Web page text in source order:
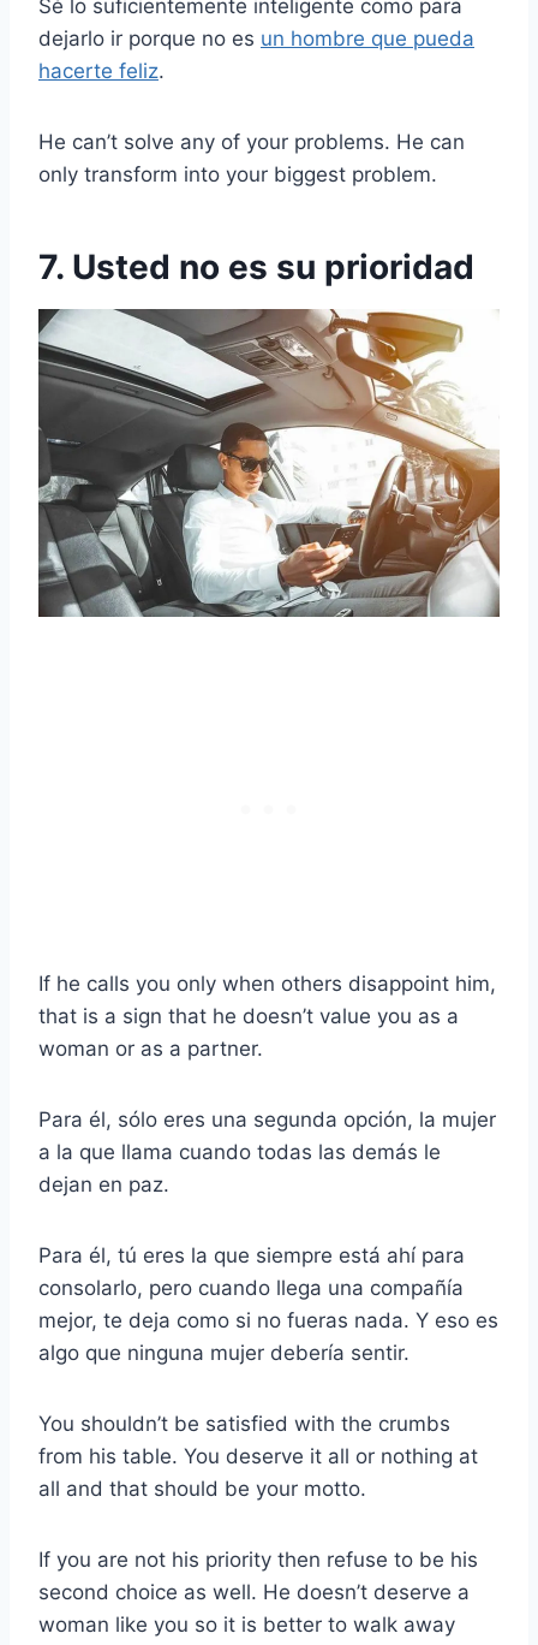
Sé lo suficientemente inteligente como para
dejarlo ir porque no es un hombre que pueda
hacerte feliz.
He can’t solve any of your problems. He can
only transform into your biggest problem.
7. Usted no es su prioridad
If he calls you only when others disappoint him,
that is a sign that he doesn’t value you as a
woman or as a partner.
Para él, sólo eres una segunda opción, la mujer
a la que llama cuando todas las demás le
dejan en paz.
Para él, tú eres la que siempre está ahí para
consolarlo, pero cuando llega una compañía
mejor, te deja como si no fueras nada. Y eso es
algo que ninguna mujer debería sentir.
You shouldn’t be satisfied with the crumbs
from his table. You deserve it all or nothing at
all and that should be your motto.
If you are not his priority then refuse to be his
second choice as well. He doesn’t deserve a
woman like you so it is better to walk away